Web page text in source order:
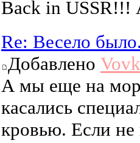
Back in USSR!!!
Re: Весело
Добавлено
А мы еще на
касались
кровью. Если не